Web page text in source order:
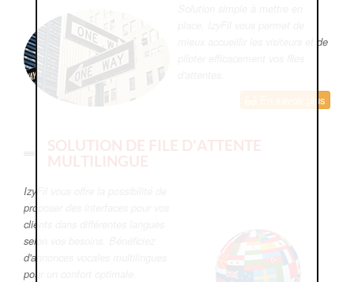
mieux accueillir les visiteurs et de
En savoir plus
SOLUTION DE FILE D'ATTENTE
MULTILINGUE
IzyFil vous offre la possibilité de
proposer des interfaces pour vos
clients dans différentes langues
selon vos besoins. Bénéficiez
d'annonces vocales multilingues
pour un confort optimale.